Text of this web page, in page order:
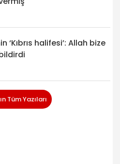
‘Kıbrıs halifesi’: Allah bize
Tüm Yazıları